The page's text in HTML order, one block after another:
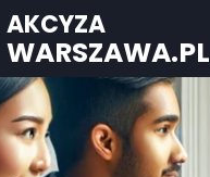
AKCYZA
WARSZAWA.PL